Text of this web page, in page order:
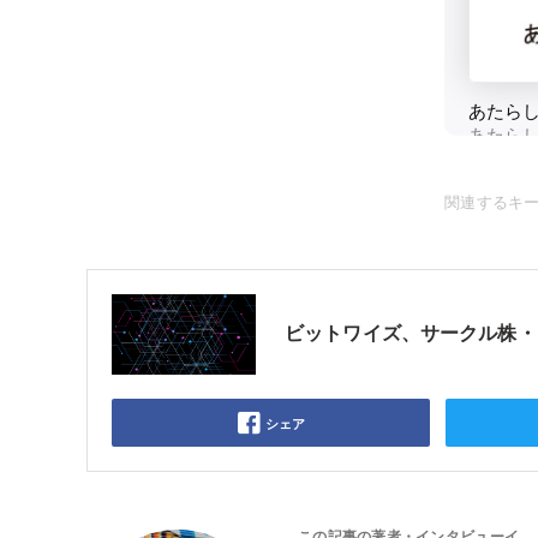
関連するキ
ビットワイズ、サークル株
シェア